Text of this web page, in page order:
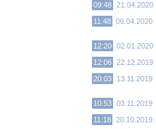
09:48 21.04.2020
11:48 06.04.2020
12:20 02.01.2020
12:06 22.12.2019
20:03
13.11.2019
10:53 03.11.2019
11:18 20.10.2019